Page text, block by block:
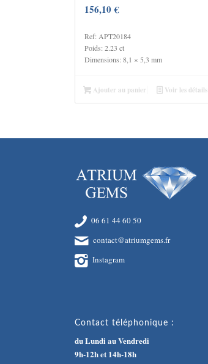
156,10€
Ref: APT20184
Poids: 2.23 ct
Dimensions: 8,1 × 5,3 mm
Ajouter au panier Voir les détails
06 61 44 60 50
contact@atriumgems.fr
Instagram
Contact téléphonique :
du Lundi au Vendredi
9h-12h et 14h-18h